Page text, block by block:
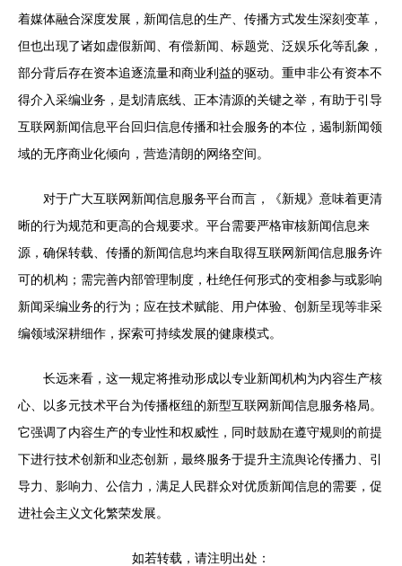
着媒体融合深度发展，新闻信息的生产、传播方式发生深刻变革，
但也出现了诸如虚假新闻、有偿新闻、标题党、泛娱乐化等乱象，
部分背后存在资本追逐流量和商业利益的驱动。重申非公有资本不
得介入采编业务，是划清底线、正本清源的关键之举，有助于引导
互联网新闻信息平台回归信息传播和社会服务的本位，遏制新闻领
域的无序商业化倾向，营造清朗的网络空间。
对于广大互联网新闻信息服务平台而言，《新规》意味着更清
晰的行为规范和更高的合规要求。平台需要严格审核新闻信息来
源，确保转载、传播的新闻信息均来自取得互联网新闻信息服务许
可的机构；需完善内部管理制度，杜绝任何形式的变相参与或影响
新闻采编业务的行为；应在技术赋能、用户体验、创新呈现等非采
编领域深耕细作，探索可持续发展的健康模式。
长远来看，这一规定将推动形成以专业新闻机构为内容生产核
心、以多元技术平台为传播枢纽的新型互联网新闻信息服务格局。
它强调了内容生产的专业性和权威性，同时鼓励在遵守规则的前提
下进行技术创新和业态创新，最终服务于提升主流舆论传播力、引
导力、影响力、公信力，满足人民群众对优质新闻信息的需要，促
进社会主义文化繁荣发展。
如若转载，请注明出处：